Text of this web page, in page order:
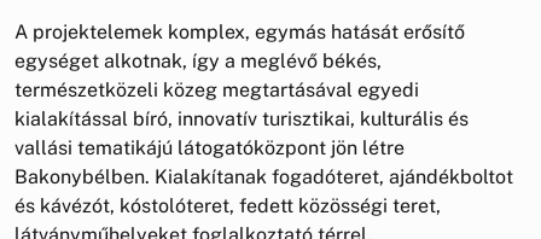
A projektelemek komplex, egymás hatását erősítő
egységet alkotnak, így a meglévő békés,
természetközeli közeg megtartásával egyedi
kialakítással bíró, innovatív turisztikai, kulturális és
vallási tematikájú látogatóközpont jön létre
Bakonybélben. Kialakítanak fogadóteret, ajándékboltot
és kávézót, kóstolóteret, fedett közösségi teret,